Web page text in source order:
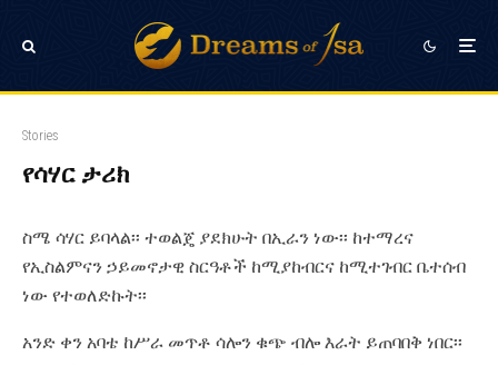
Stories
የሳሃር ታሪክ
ስሜ ሳሃር ይባላል፡፡ ተወልጄ ያደክሁት በኢራን ነው፡፡ ከተማረና
የኢስልምናን ኃይመኖታዊ ስርዓቶች ከሚያከብርና ከሚተገብር ቤተሰብ
ነው የተወለድኩት፡፡
አንድ ቀን አባቴ ከሥራ መጥቶ ሳሎን ቁጭ ብሎ እራት ይጠባበቅ ነበር፡፡